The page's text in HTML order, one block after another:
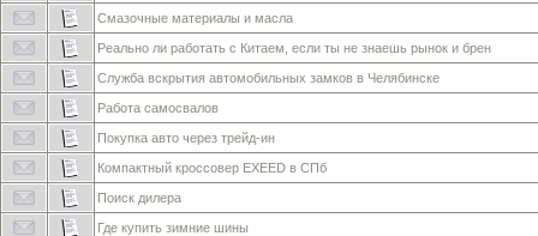
Смазочные материалы и масла
Реально ли работать с Китаем, если ты не знаешь рынок и брен
Служба вскрытия автомобильных замков в Челябинске
Работа самосвалов
Покупка авто через трейд-ин
Компактный кроссовер EXEED в СПб
Поиск дилера
Где купить зимние шины